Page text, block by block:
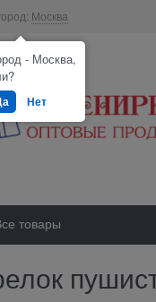
Москва
товары
- Москва,
Нет